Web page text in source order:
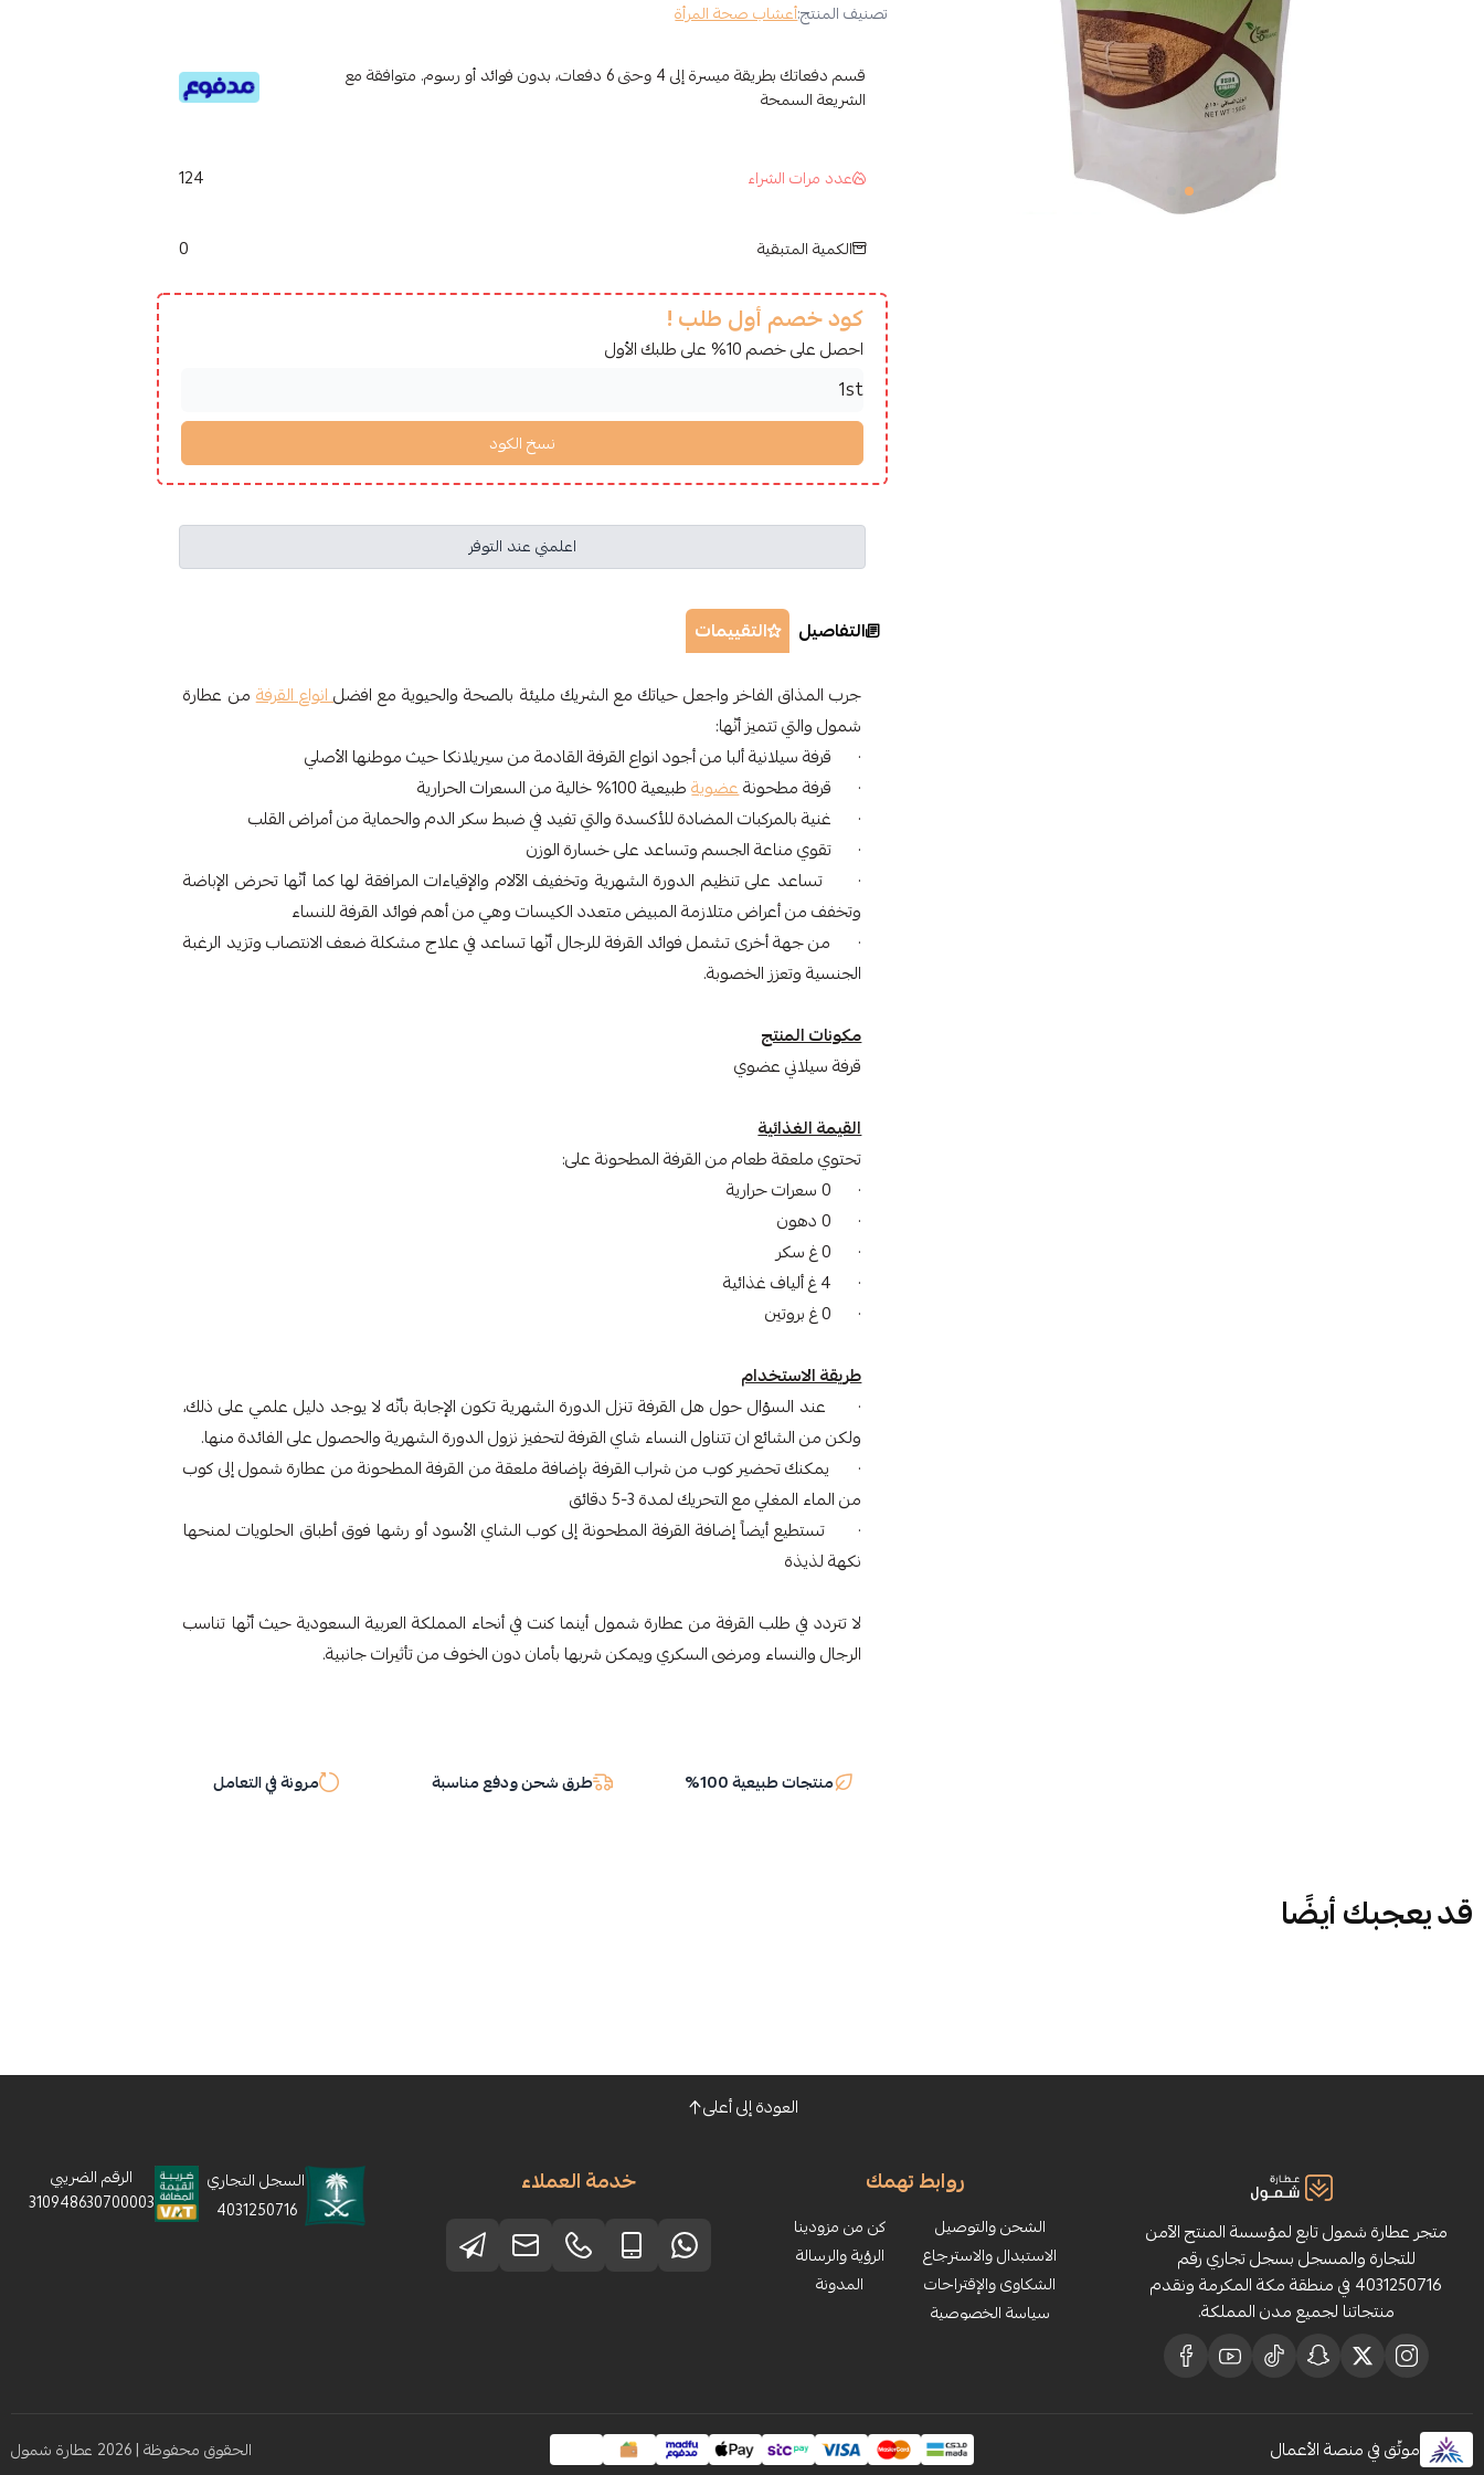
تصنيف المنتج:أعشاب صحة المرأة
قسم دفعاتك بطريقة ميسرة إلى 4 وحتى 6 دفعات، بدون فوائد أو رسوم. متوافقة مع
الشريعة السمحة
عدد مرات الشراء 124
الكمية المتبقية 0
كود خصم أول طلب !
احصل على خصم 10% على طلبك الأول
اعلمني عند التوفر
التفاصيل التقييمات
جرب المذاق الفاخر واجعل حياتك مع الشريك مليئة بالصحة والحيوية مع افضلانواع القرفةمن عطارة
شمول والتي تتميز أنّها:
· قرفة سيلانية ألبا من أجود انواع القرفة القادمة من سيريلانكا حيث موطنها الأصلي
· قرفة مطحونةعضويةطبيعية 100% خالية من السعرات الحرارية
· غنية بالمركبات المضادة للأكسدة والتي تفيد في ضبط سكر الدم والحماية من أمراض القلب
· تقوي مناعة الجسم وتساعد على خسارة الوزن
· تساعد على تنظيم الدورة الشهرية وتخفيف الآلام والإقياءات المرافقة لها كما أنّها تحرض الإباضة
وتخفف من أعراض متلازمة المبيض متعدد الكيسات وهي من أهم فوائد القرفة للنساء
· من جهة أخرى تشمل فوائد القرفة للرجال أنّها تساعد في علاج مشكلة ضعف الانتصاب وتزيد الرغبة
الجنسية وتعزز الخصوبة.
مكونات المنتج
قرفة سيلاني عضوي
القيمة الغذائية
تحتوي ملعقة طعام من القرفة المطحونة على:
· 0 سعرات حرارية
· 0 دهون
· 0 غ سكر
· 4 غ ألياف غذائية
· 0 غ بروتين
طريقة الاستخدام
· عند السؤال حول هل القرفة تنزل الدورة الشهرية تكون الإجابة بأنّه لا يوجد دليل علمي على ذلك،
ولكن من الشائع ان تتناول النساء شاي القرفة لتحفيز نزول الدورة الشهرية والحصول على الفائدة منها.
· يمكنك تحضير كوب من شراب القرفة بإضافة ملعقة من القرفة المطحونة من عطارة شمول إلى كوب
من الماء المغلي مع التحريك لمدة 3-5 دقائق
· تستطيع أيضاً إضافة القرفة المطحونة إلى كوب الشاي الأسود أو رشها فوق أطباق الحلويات لمنحها
نكهة لذيذة
لا تتردد في طلب القرفة من عطارة شمول أينما كنت في أنحاء المملكة العربية السعودية حيث أنّها تناسب
الرجال والنساء ومرضى السكري ويمكن شربها بأمان دون الخوف من تأثيرات جانبية.
منتجات طبيعية 100% طرق شحن ودفع مناسبة مرونة في التعامل
قد يعجبك أيضًا
العودة إلى أعلى
متجر عطارة شمول تابع لمؤسسة المنتج الآمن
للتجارة والمسجل بسجل تجاري رقم
4031250716 في منطقة مكة المكرمة ونقدم
منتجاتنا لجميع مدن المملكة.
روابط تهمك
الشحن والتوصيل
الاستبدال والاسترجاع
الشكاوى والإقتراحات
سياسة الخصوصية
كن من مزودينا
الرؤية والرسالة
المدونة
خدمة العملاء
السجل التجاري
4031250716
الرقم الضريبي
310948630700003
موثّق في منصة الأعمال الحقوق محفوظة | 2026 عطارة شمول